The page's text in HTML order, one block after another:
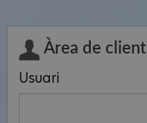
Àrea de client
Usuari